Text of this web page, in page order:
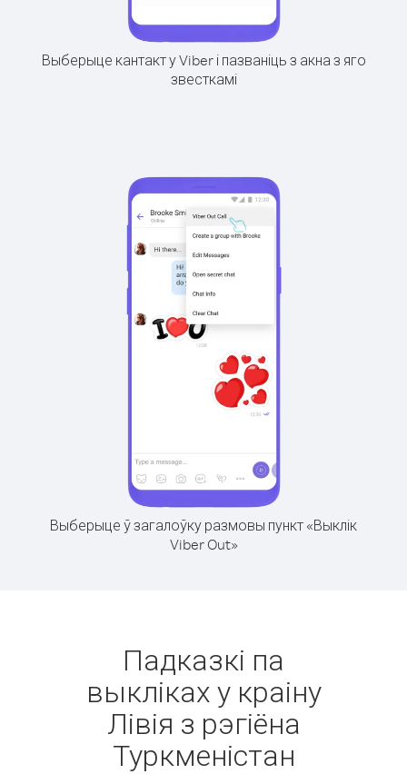
Выберыце кантакт у Viber і пазваніць з акна з яго
звесткамі
Выберыце ў загалоўку размовы пункт «Выклік
Viber Out»
Падказкі па
выкліках у краіну
Лівія з рэгіёна
Туркменістан